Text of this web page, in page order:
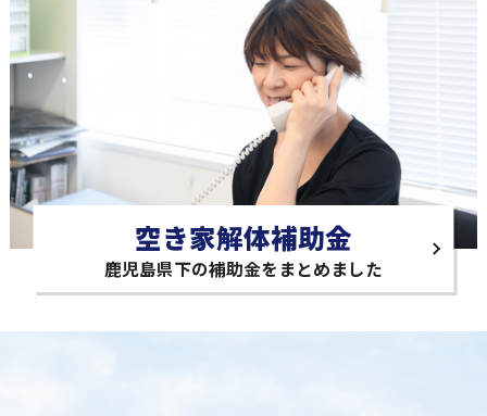
空き家解体補助金
鹿児島県下の補助金をまとめました